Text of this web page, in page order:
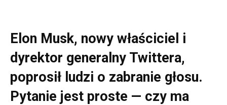
Elon Musk, nowy właściciel i
dyrektor generalny Twittera,
poprosił ludzi o zabranie głosu.
Pytanie jest proste — czy ma